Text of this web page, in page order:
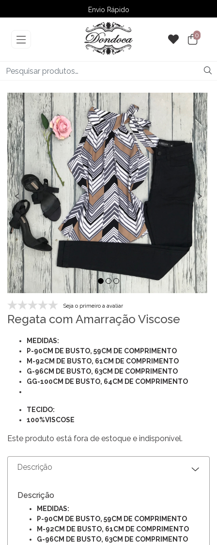
Envio Rápido
➚ Ofertas– Até 60% OFF
0
‹ ›
Seja o primeiro a avaliar
Regata com Amarração Viscose
MEDIDAS:
P-90CM DE BUSTO, 59CM DE COMPRIMENTO
M-92CM DE BUSTO, 61CM DE COMPRIMENTO
G-96CM DE BUSTO, 63CM DE COMPRIMENTO
GG-100CM DE BUSTO, 64CM DE COMPRIMENTO
TECIDO:
100%VISCOSE
Este produto está fora de estoque e indisponível.
Descrição
Descrição
MEDIDAS:
P-90CM DE BUSTO, 59CM DE COMPRIMENTO
M-92CM DE BUSTO, 61CM DE COMPRIMENTO
G-96CM DE BUSTO, 63CM DE COMPRIMENTO